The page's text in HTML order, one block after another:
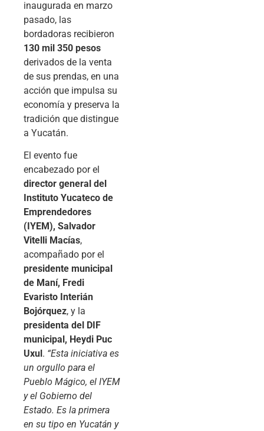
inaugurada en marzo
pasado, las
bordadoras recibieron
130 mil 350 pesos
derivados de la venta
de sus prendas, en una
acción que impulsa su
economía y preserva la
tradición que distingue
a Yucatán.
El evento fue
encabezado por el
director general del
Instituto Yucateco de
Emprendedores
(IYEM), Salvador
Vitelli Macías,
acompañado por el
presidente municipal
de Maní, Fredi
Evaristo Interián
Bojórquez, y la
presidenta del DIF
municipal, Heydi Puc
Uxul . “Esta iniciativa es
un orgullo para el
Pueblo Mágico, el IYEM
y el Gobierno del
Estado. Es la primera
en su tipo en Yucatán y